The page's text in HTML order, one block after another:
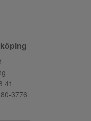
41
3776